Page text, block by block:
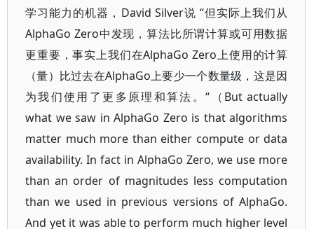
学习能力的机器，David Silver说 “但实际上我们从
AlphaGo Zero中发现，算法比所谓计算或可用数据
更重要，事实上我们在AlphaGo Zero上使用的计算
（量）比过去在AlphaGo上要少一个数量级，这是因
为我们使用了更多原理和算法。“（But actually
what we saw in AlphaGo Zero is that algorithms
matter much more than either compute or data
availability. In fact in AlphaGo Zero, we use more
than an order of magnitudes less computation
than we used in previous versions of AlphaGo.
And yet it was able to perform much higher level